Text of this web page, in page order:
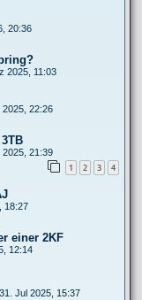
20:36
2025, 11:03
2025, 22:26
2025, 21:39
1 2 3 4
18:27
einer 2KF
12:14
Jul 2025, 15:37